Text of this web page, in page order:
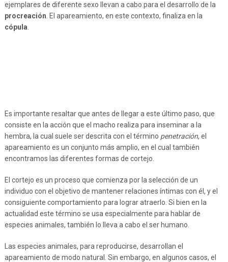
ejemplares de diferente sexo llevan a cabo para el desarrollo de la
procreación . El apareamiento, en este contexto, finaliza en la
cópula
Es importante resaltar que antes de llegar a este último paso, que
consiste en la acción que el macho realiza para inseminar a la
hembra, la cual suele ser descrita con el término penetración, el
apareamiento es un conjunto más amplio, en el cual también
encontramos las diferentes formas de cortejo.
El cortejo es un proceso que comienza por la selección de un
individuo con el objetivo de mantener relaciones íntimas con él, y el
consiguiente comportamiento para lograr atraerlo. Si bien en la
actualidad este término se usa especialmente para hablar de
especies animales, también lo lleva a cabo el ser humano.
Las especies animales, para reproducirse, desarrollan el
apareamiento de modo natural. Sin embargo, en algunos casos, el